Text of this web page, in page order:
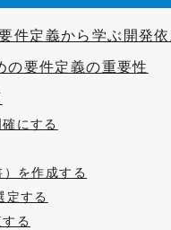
件定義から学ぶ開発
の要件定義の重要性
にする
を作成する
する
る